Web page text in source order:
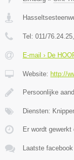
Tel: 011/76.24.25
E-mail › De
Website: http://
Persoonlijke
Diensten:
Er wordt gewerkt
Laatste